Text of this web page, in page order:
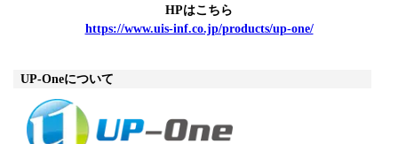
HPはこちら
https://www.uis-inf.co.jp/products/up-one/
UP-Oneについて